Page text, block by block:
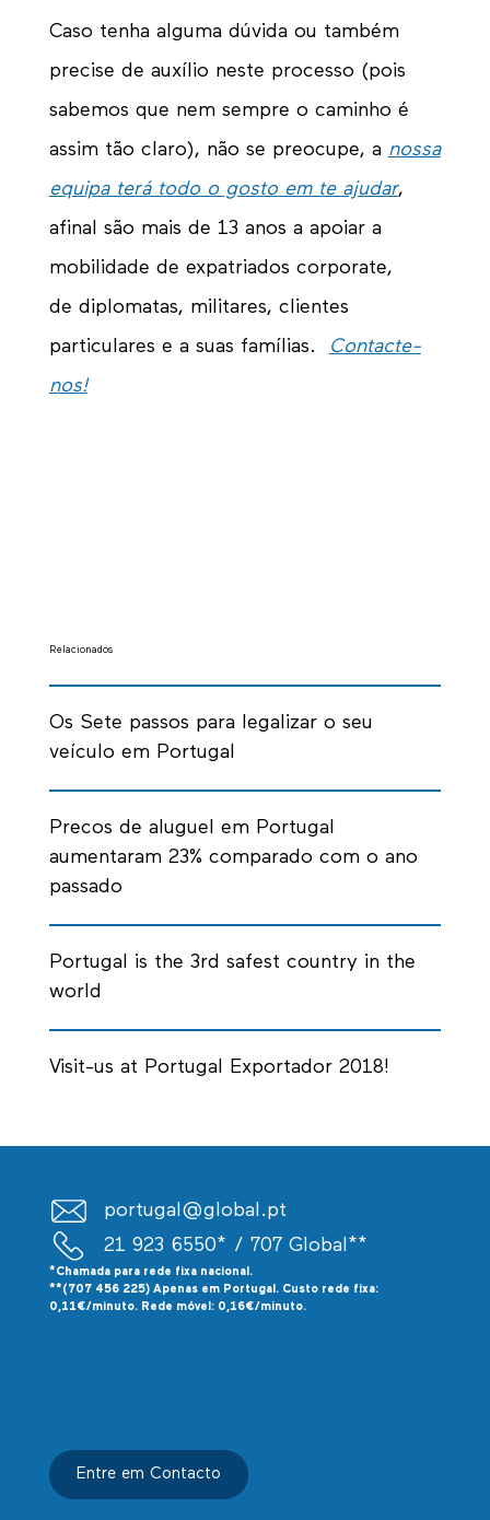
Caso tenha alguma dúvida ou também
precise de auxílio neste processo (pois
sabemos que nem sempre o caminho é
assim tão claro), não se preocupe, a nossa
equipa terá todo o gosto em te ajudar,
afinal são mais de 13 anos a apoiar a
mobilidade de expatriados corporate,
de diplomatas, militares, clientes
particulares e a suas famílias.
Contacte-
nos!
Relacionados
Os Sete passos para legalizar o seu
veículo em Portugal
Precos de aluguel em Portugal
aumentaram 23% comparado com o ano
passado
Portugal is the 3rd safest country in the
world
Visit-us at Portugal Exportador 2018!
portugal@global.pt
21 923 6550* / 707 Global**
*Chamada para rede fixa nacional.
**(707 456 225) Apenas em Portugal. Custo rede fixa:
0,11€/minuto. Rede móvel: 0,16€/minuto.
Entre em Contacto